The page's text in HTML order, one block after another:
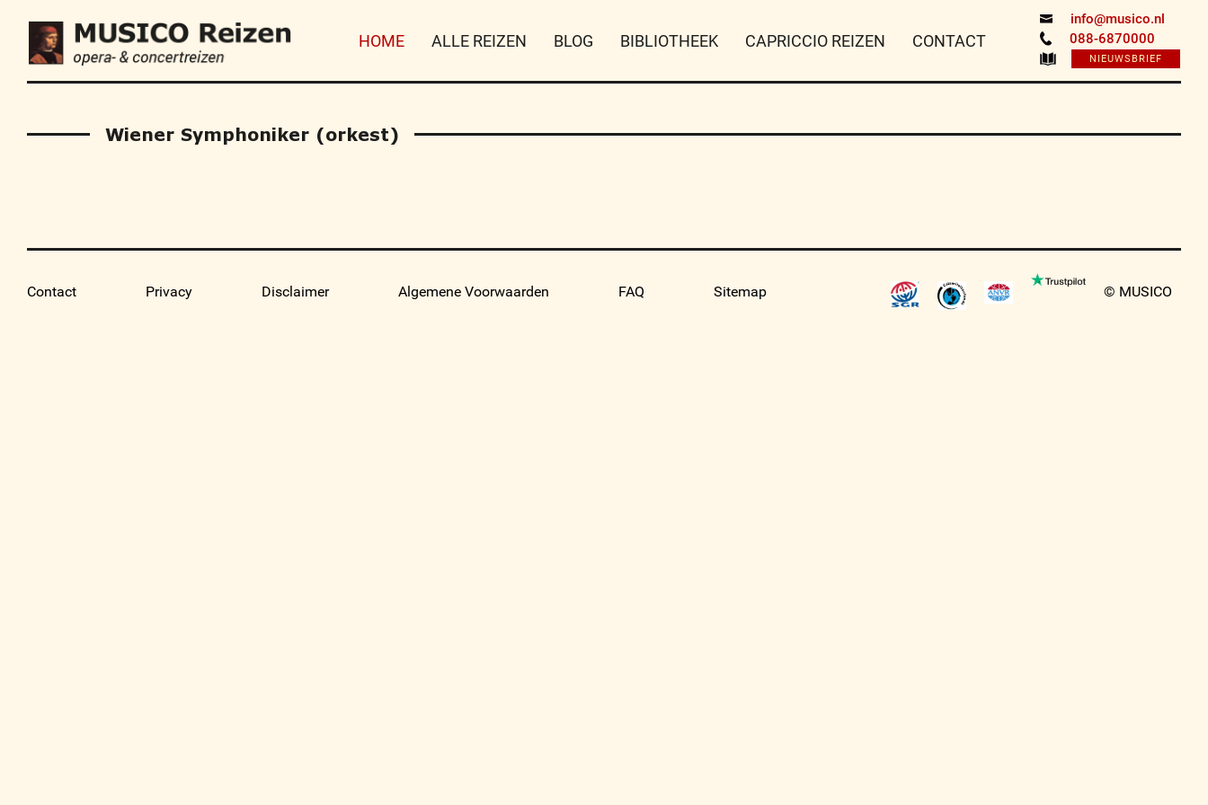
info@musico.nl
088-6870000
NIEUWSBRIEF
HOME ALLE REIZEN BLOG BIBLIOTHEEK CAPRICCIO REIZEN CONTACT
Wiener Symphoniker (orkest)
Contact Privacy Disclaimer Algemene Voorwaarden FAQ Sitemap © MUSICO